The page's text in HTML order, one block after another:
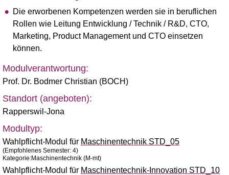
Die erworbenen Kompetenzen werden sie in beruflichen
Rollen wie Leitung Entwicklung / Technik / R&D, CTO,
Marketing, Product Management und CTO einsetzen
können.
Modulverantwortung:
Prof. Dr. Bodmer Christian (BOCH)
Standort (angeboten):
Rapperswil-Jona
Modultyp:
Wahlpflicht-Modul für Maschinentechnik STD_05
(Empfohlenes Semester: 4)
Kategorie:Maschinentechnik (M-mt)
Wahlpflicht-Modul für Maschinentechnik-Innovation STD_10